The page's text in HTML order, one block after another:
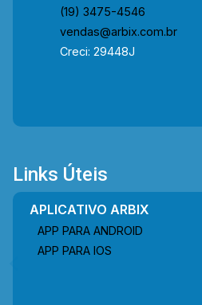
(19) 3475-4546
vendas@arbix.com.br
Creci: 29448J
Links Úteis
APLICATIVO ARBIX
APP PARA ANDROID
APP PARA IOS